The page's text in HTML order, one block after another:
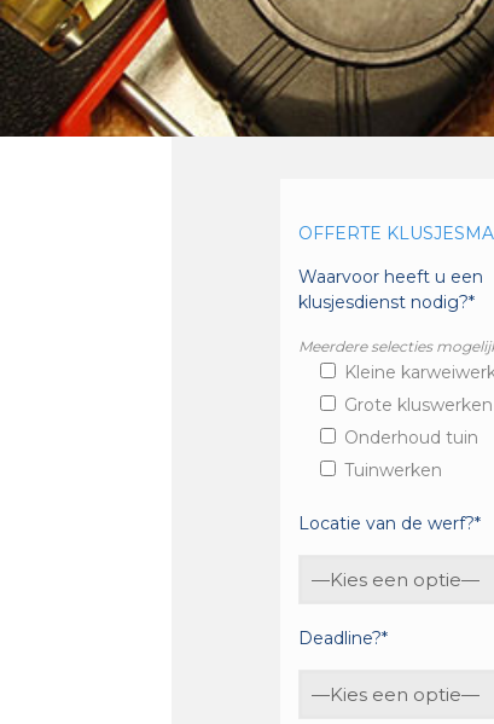
OFFERTE
Waarvoor heeft u een
klusjesdienst nodig?*
Meerdere selecties
Kleine
Grote
Onderhoud tuin
Tuinwerken
Locatie van de werf?*
Deadline?*